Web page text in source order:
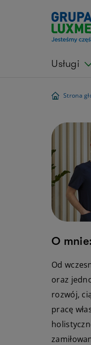
Usługi
Strona
O mnie:
Od
oraz
rozwój,
pracę